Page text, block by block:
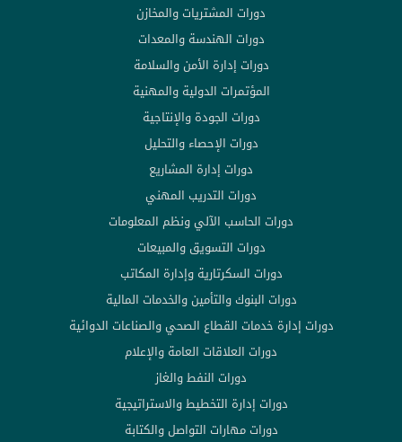
دورات المشتريات والمخازن
دورات الهندسة والمعدات
دورات إدارة الأمن والسلامة
المؤتمرات الدولية والمهنية
دورات الجودة والإنتاجية
دورات الإحصاء والتحليل
دورات إدارة المشاريع
دورات التدريب المهني
دورات الحاسب الآلي ونظم المعلومات
دورات التسويق والمبيعات
دورات السكرتارية وإدارة المكاتب
دورات البنوك والتأمين والخدمات المالية
دورات إدارة خدمات القطاع الصحي والصناعات الدوائية
دورات العلاقات العامة والإعلام
دورات النفط والغاز
دورات إدارة التخطيط والاستراتيجية
دورات مهارات التواصل والكتابة